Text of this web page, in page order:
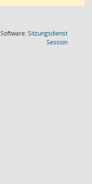
Software:Sitzungsdienst
Session(Wird in